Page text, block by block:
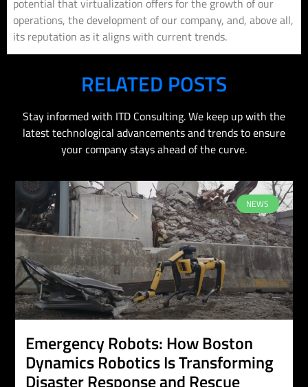
operations, the development of our company, and, above all,
its reputation as it aligns with current trends.
RELATED POSTS
Stay informed with ITD Consulting. We keep up with the
latest technological advancements and trends to ensure
your company stays ahead of the curve.
NEWS
Emergency Robots: How Boston
Dynamics Robotics Is Transforming
Disaster Response and Rescue